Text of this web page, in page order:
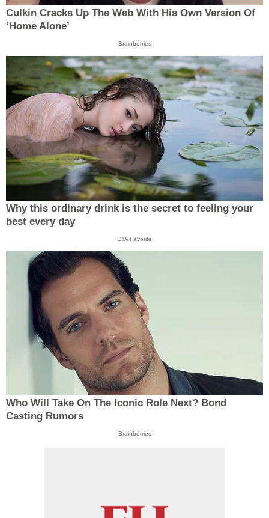
Culkin Cracks Up The Web With His Own Version Of
‘Home Alone’
Brainberries
Why this ordinary drink is the secret to feeling your
best every day
CTA Favorite
Who Will Take On The Iconic Role Next? Bond
Casting Rumors
Brainberries